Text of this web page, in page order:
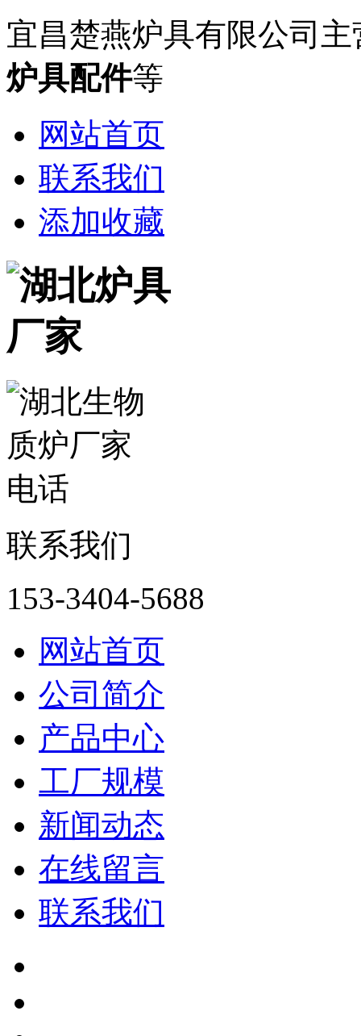
宜昌楚燕炉具有限公司
炉具配件等
网站首页
联系我们
添加收藏
联系我们
153-3404-5688
网站首页
公司简介
产品中心
工厂规模
新闻动态
在线留言
联系我们